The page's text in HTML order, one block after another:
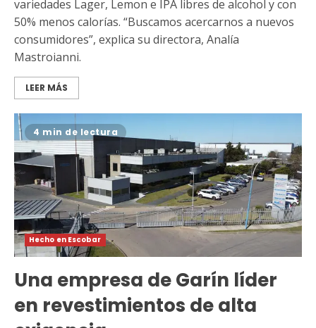
variedades Lager, Lemon e IPA libres de alcohol y con
50% menos calorías. “Buscamos acercarnos a nuevos
consumidores”, explica su directora, Analía
Mastroianni.
LEER MÁS
4 min de lectura
Hecho en Escobar
Una empresa de Garín líder
en revestimientos de alta